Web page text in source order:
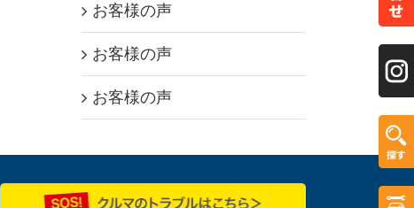
お客様の声
お客様の声
お客様の声